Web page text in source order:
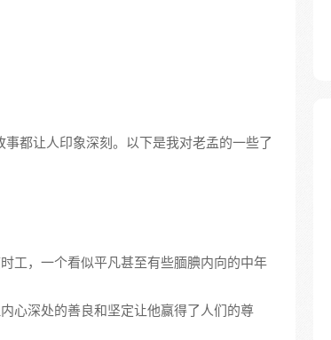
都让人印象深刻。以下是我对老孟的一些了
工，一个看似平凡甚至有些腼腆内向的中年
心深处的善良和坚定让他赢得了人们的尊